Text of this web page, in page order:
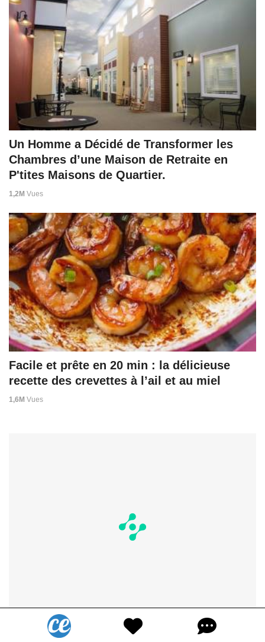
Un Homme a Décidé de Transformer les
Chambres d’une Maison de Retraite en
P'tites Maisons de Quartier.
1,2M Vues
Facile et prête en 20 min : la délicieuse
recette des crevettes à l’ail et au miel
1,6M Vues